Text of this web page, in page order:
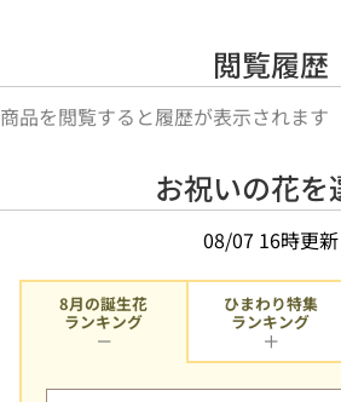
閲覧履歴
商品を閲覧すると履歴が表示されます
お祝いの花を
08/07 16時更新
8月の誕生花
ランキング
ひまわり特集
ランキング